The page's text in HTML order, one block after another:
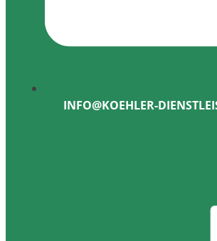
INFO@KOEHLER-